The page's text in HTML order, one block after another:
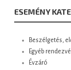
ESEMÉNY
Beszélgetés,
Egyéb
Évzáró